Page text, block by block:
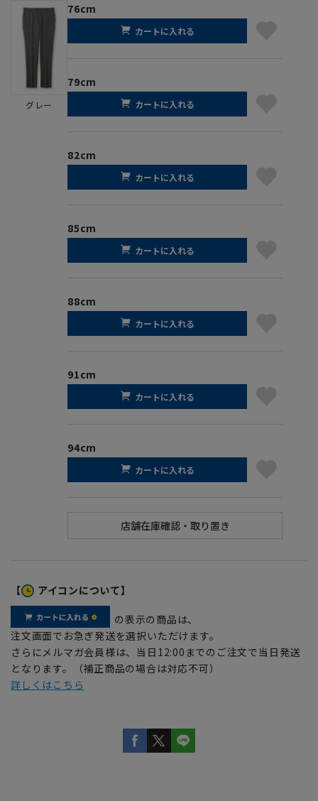
グレー
76cm
カートに入れる
79cm
カートに入れる
82cm
カートに入れる
85cm
カートに入れる
88cm
カートに入れる
91cm
カートに入れる
94cm
カートに入れる
【 アイコンについて】
の表示の商品は、
注文画面でお急ぎ発送を選択いただけます。
さらにメルマガ会員様は、当日12:00までのご注文で当日発送
となります。（補正商品の場合は対応不可）
詳しくはこちら